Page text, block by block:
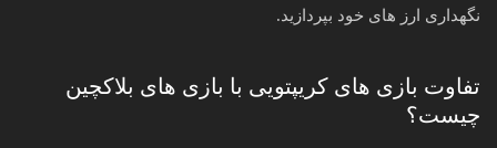
نگهداری ارز های خود بپردازید.
تفاوت بازی های کریپتویی با بازی های بلاکچین
چیست؟